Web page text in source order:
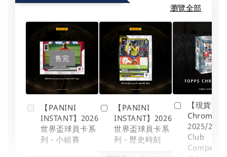
瀏覽全部
售完
【PANINI
INSTANT】2026
世界盃球員卡系
列 - 小組賽
【PANINI
INSTANT】2026
世界盃球員卡系
列 - 歷史時刻
【現貨】
Chrome
2025/26
Club